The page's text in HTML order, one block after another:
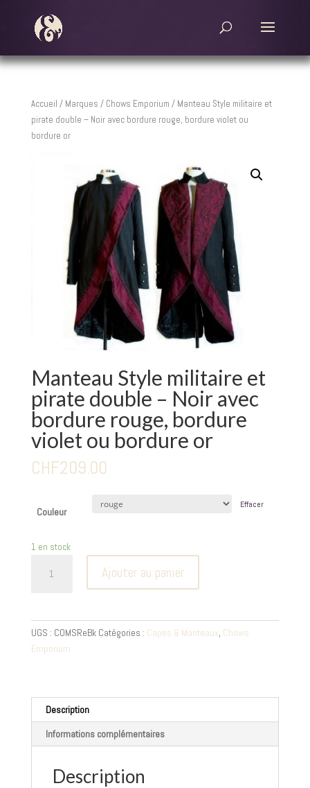
Accueil / Marques / Chows Emporium / Manteau Style militaire et
pirate double – Noir avec bordure rouge, bordure violet ou
bordure or
Manteau Style militaire et
pirate double – Noir avec
bordure rouge, bordure
violet ou bordure or
CHF209.00
Couleur
Effacer
1 en stock
pirate
avec
bordure
bordure
Ajouter au panier
UGS : COMSReBk Catégories : Capes & Manteaux, Chows
Emporium
Description
Informations complémentaires
Description